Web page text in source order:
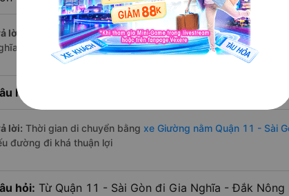
lời:
Tính tới thời điểm hiện nay thì có 4 nhà xe có xe Giường
- Đắk Nông hiện nay
hỏi: Từ Quận 11 - Sài Gòn đi Gia Nghĩa - Đắk
lời: Thời gian di chuyển bằng xe Giường nằm Quận 11 - Sài
đường đi khá thuận lợi
hỏi: Từ Quận 11 - Sài Gòn đi Gia Nghĩa - Đắk